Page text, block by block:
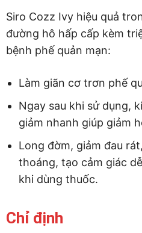
Siro Cozz Ivy hiệu quả
đường hô hấp cấp kèm
bệnh phế quản mạn:
Làm giãn cơ trơn phế
Ngay sau khi sử dụng,
giảm nhanh giúp giảm
Long đờm, giảm đau
thoáng, tạo cảm giác
khi dùng thuốc.
Chỉ định